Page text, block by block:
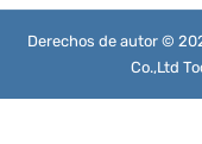
Derechos de autor ©
Co.,Ltd